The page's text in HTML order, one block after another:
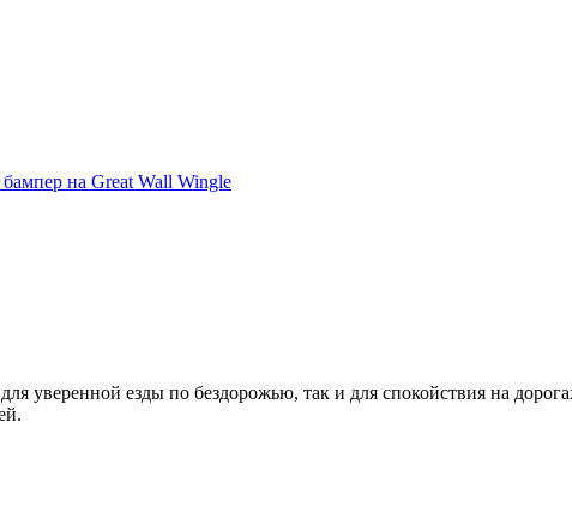
на Great Wall Wingle
уверенной езды по бездорожью, так и для спокойствия на